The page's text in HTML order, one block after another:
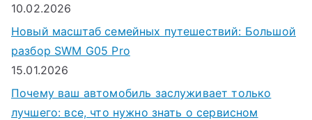
10.02.2026
Новый масштаб семейных путешествий: Большой
разбор SWM G05 Pro
15.01.2026
Почему ваш автомобиль заслуживает только
лучшего: все, что нужно знать о сервисном